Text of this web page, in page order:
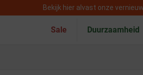
Bekijk hier alvast onze
Sale Duurzaamheid